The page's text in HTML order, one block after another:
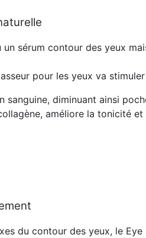
sérum contour des yeux
pour les yeux va
sanguine, diminuant ainsi
améliore la tonicité et
du contour des yeux, le